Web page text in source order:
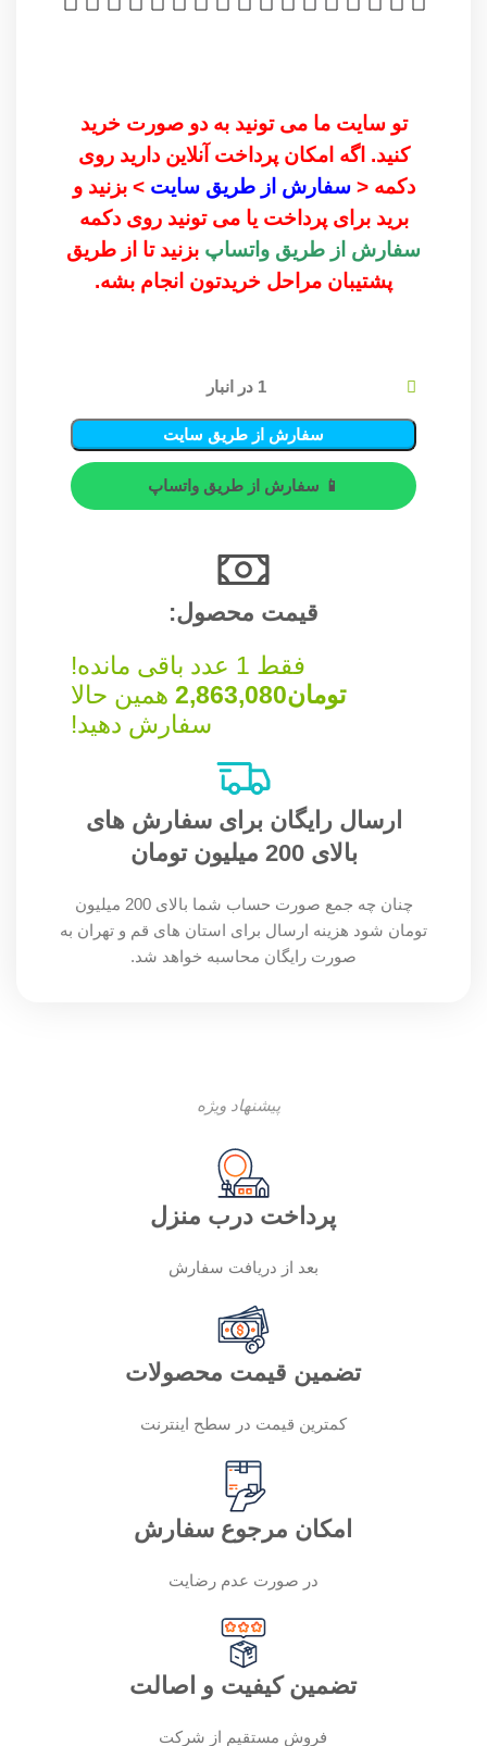
تو سایت ما می تونید به دو صورت خرید
کنید. اگه امکان پرداخت آنلاین دارید روی
دکمه <سفارش از طریق سایت> بزنید و
برید برای پرداخت یا می تونید روی دکمه
سفارش از طریق واتساپ بزنید تا از طریق
پشتیبان مراحل خریدتون انجام بشه.
1 در انبار
سفارش از طریق سایت
📱 سفارش از طریق واتساپ
قیمت محصول:​
فقط 1 عدد باقی مانده!
تومان2,863,080 همین حالا
سفارش دهید!
ارسال رایگان برای سفارش های
بالای 200 میلیون تومان
چنان چه جمع صورت حساب شما بالای 200 میلیون
تومان شود هزینه ارسال برای استان های قم و تهران به
صورت رایگان محاسبه خواهد شد.
پیشنهاد ویژه
پرداخت درب منزل
بعد از دریافت سفارش
تضمین قیمت محصولات
کمترین قیمت در سطح اینترنت
امکان مرجوع سفارش
در صورت عدم رضایت
تضمین کیفیت و اصالت
فروش مستقیم از شرکت